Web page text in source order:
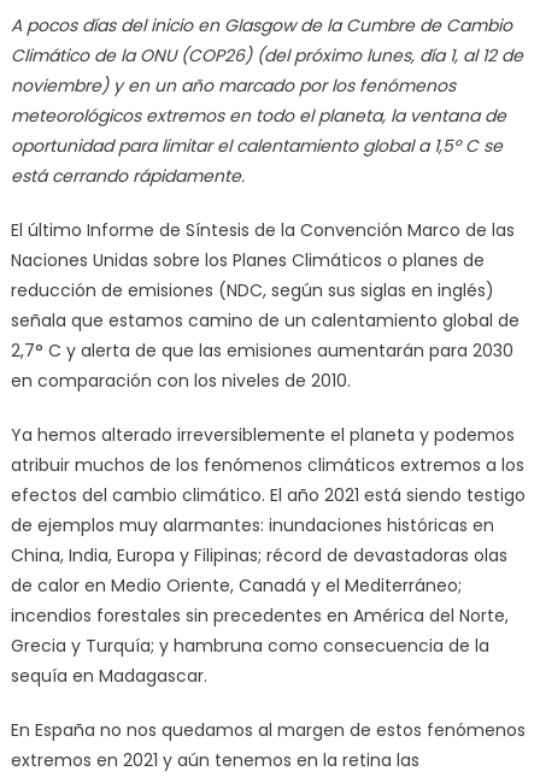
A pocos días del inicio en Glasgow de la Cumbre de Cambio
Climático de la ONU (COP26) (del próximo lunes, día 1, al 12 de
noviembre) y en un año marcado por los fenómenos
meteorológicos extremos en todo el planeta, la ventana de
oportunidad para limitar el calentamiento global a 1,5º C se
está cerrando rápidamente.
El último Informe de Síntesis de la Convención Marco de las
Naciones Unidas sobre los Planes Climáticos o planes de
reducción de emisiones (NDC, según sus siglas en inglés)
señala que estamos camino de un calentamiento global de
2,7° C y alerta de que las emisiones aumentarán para 2030
en comparación con los niveles de 2010.
Ya hemos alterado irreversiblemente el planeta y podemos
atribuir muchos de los fenómenos climáticos extremos a los
efectos del cambio climático. El año 2021 está siendo testigo
de ejemplos muy alarmantes: inundaciones históricas en
China, India, Europa y Filipinas; récord de devastadoras olas
de calor en Medio Oriente, Canadá y el Mediterráneo;
incendios forestales sin precedentes en América del Norte,
Grecia y Turquía; y hambruna como consecuencia de la
sequía en Madagascar.
En España no nos quedamos al margen de estos fenómenos
extremos en 2021 y aún tenemos en la retina las